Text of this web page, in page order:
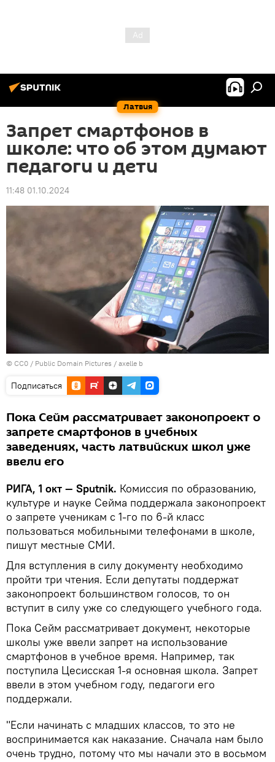
Латвия
Запрет смартфонов в
школе: что об этом думают
педагоги и дети
11:48 01.10.2024
© CC0 / Public Domain Pictures / axelle b
Подписаться
Пока Сейм рассматривает законопроект о
запрете смартфонов в учебных
заведениях, часть латвийских школ уже
ввели его
РИГА, 1 окт — Sputnik. Комиссия по образованию,
культуре и науке Сейма поддержала законопроект
о запрете ученикам с 1-го по 6-й класс
пользоваться мобильными телефонами в школе,
пишут местные СМИ.
Для вступления в силу документу необходимо
пройти три чтения. Если депутаты поддержат
законопроект большинством голосов, то он
вступит в силу уже со следующего учебного года.
Пока Сейм рассматривает документ, некоторые
школы уже ввели запрет на использование
смартфонов в учебное время. Например, так
поступила Цесисская 1-я основная школа. Запрет
ввели в этом учебном году, педагоги его
поддержали.
"Если начинать с младших классов, то это не
воспринимается как наказание. Сначала нам было
очень трудно, потому что мы начали это в восьмом